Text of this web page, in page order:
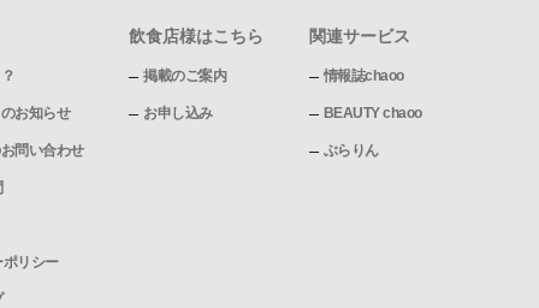
お知らせ
問い合わせ
リシー
飲食店様はこちら
掲載のご案内
お申し込み
関連サービス
情報誌chaoo
BEAUTY chaoo
ぶらりん